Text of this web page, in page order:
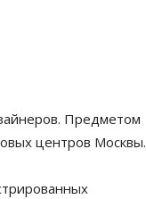
Предметом
центров Москвы.